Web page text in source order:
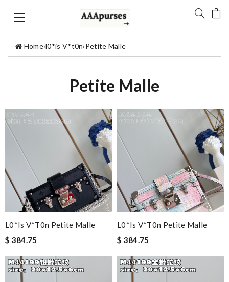
Home›l0*is V*t0n›Petite Malle
Petite Malle
L0*is V*t0n Petite Malle
$ 384.75
L0*is V*t0n Petite Malle
$ 384.75